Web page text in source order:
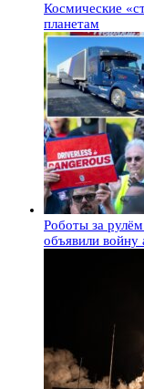
Космические
планетам
Роботы за
объявили